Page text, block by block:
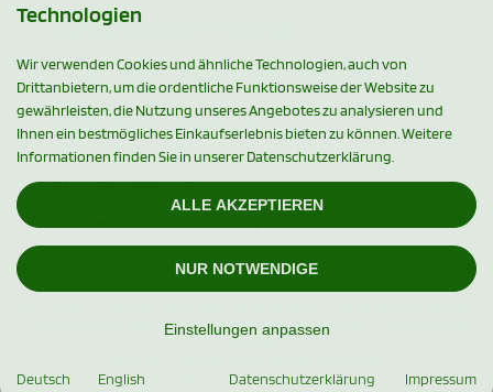
ZAHLUNGSMETHODEN
SOCIAL MEDIA
Preise entsprechen dem bisherigen Preis bei Xylishop - Premium Xylit
Produkte.
modified eCommerce Shopsoftware © 2009-2026
Technologien
Wir verwenden Cookies und ähnliche Technologien, auch von
Drittanbietern, um die ordentliche Funktionsweise der Website zu
gewährleisten, die Nutzung unseres Angebotes zu analysieren und
Ihnen ein bestmögliches Einkaufserlebnis bieten zu können. Weitere
Informationen finden Sie in unserer Datenschutzerklärung.
ALLE AKZEPTIEREN
NUR NOTWENDIGE
Einstellungen anpassen
Deutsch English Datenschutzerklärung Impressum